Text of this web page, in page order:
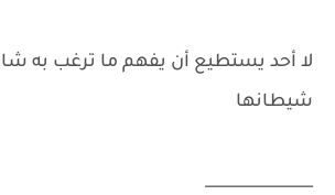
لا أحد يستطيع أن يفهم ما ترغب به
شيطانها
______________